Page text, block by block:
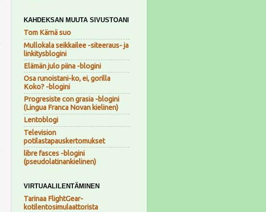
KAHDEKSAN MUUTA SIVUSTOANI
Tom Kärnä suo
Mullokala seikkailee -siteeraus- ja
linkitysblogini
Elämän julo piina -blogini
Osa runoistani-ko, ei, gorilla
Koko? -blogini
Progresiste con grasia -blogini
(Lingua Franca Novan kielinen)
Lentoblogi
Television
potilastapauskertomukset
libre fasces -blogini
(pseudolatinankielinen)
VIRTUAALILENTÄMINEN
Tarinaa FlightGear-
kotilentosimulaattorista